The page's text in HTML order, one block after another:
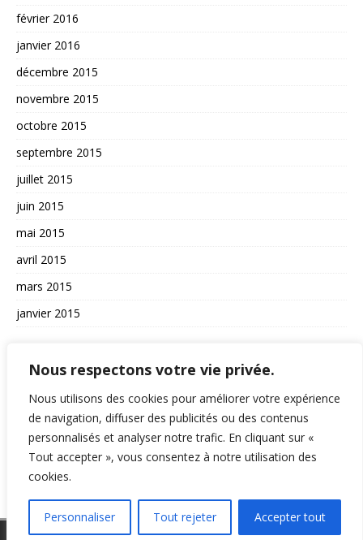
Nous respectons votre vie privée.
Nous utilisons des cookies pour améliorer votre expérience
de navigation, diffuser des publicités ou des contenus
personnalisés et analyser notre trafic. En cliquant sur «
Tout accepter », vous consentez à notre utilisation des
cookies.
Personnaliser Tout rejeter Accepter tout
février 2016
janvier 2016
décembre 2015
novembre 2015
octobre 2015
septembre 2015
juillet 2015
juin 2015
mai 2015
avril 2015
mars 2015
janvier 2015
La vie du site
A propos et contact
Politique de confidentialité
RSS
Copyright © 2026 | Thème WordPress parMH Themes